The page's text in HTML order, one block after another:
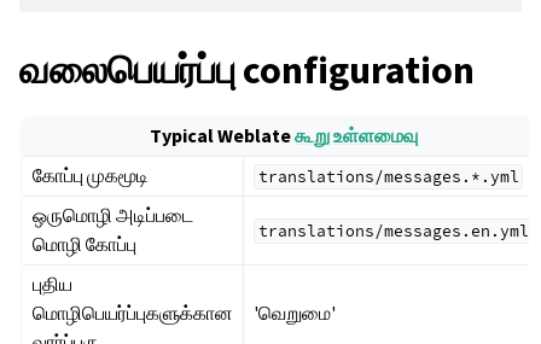
வலைபெயர்ப்பு configuration
Typical Weblateகூறு உள்ளமைவு
கோப்பு முகமூடி
translations/messages.*.yml
ஒருமொழி அடிப்படை
மொழி கோப்பு
translations/messages.en.yml
புதிய
மொழிபெயர்ப்புகளுக்கான
'வெறுமை'